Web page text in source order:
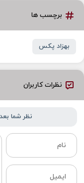
برچسب ها
بهزاد پکس
نظرات کاربران
نظر شما